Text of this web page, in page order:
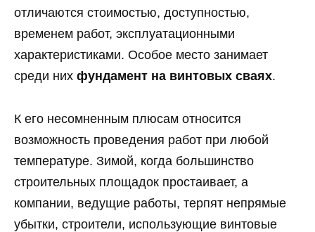
отличаются стоимостью, доступностью,
временем работ, эксплуатационными
характеристиками. Особое место занимает
среди них фундамент на винтовых сваях.
К его несомненным плюсам относится
возможность проведения работ при любой
температуре. Зимой, когда большинство
строительных площадок простаивает, а
компании, ведущие работы, терпят непрямые
убытки, строители, использующие винтовые